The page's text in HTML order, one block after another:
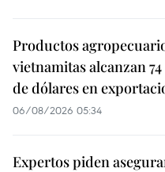
Productos
vietnamitas alcanzan
de dólares en
06/08/2026 05:34
Expertos piden